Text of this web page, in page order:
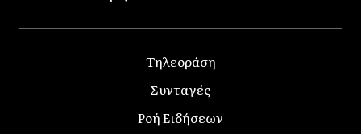
Τηλεοράση
Συνταγές
Ροή Ειδήσεων